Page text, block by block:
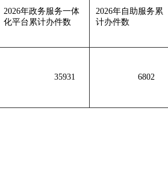
2026年政务服务一体
化平台累计办件数
2026年自助服务累
计办件数
35931 6802